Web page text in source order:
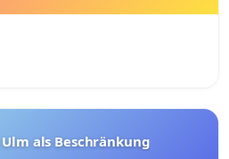
als Beschränkung